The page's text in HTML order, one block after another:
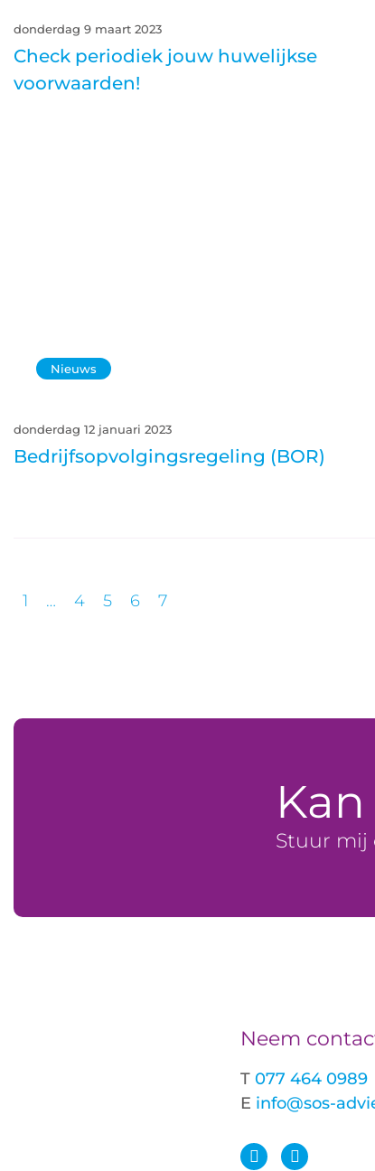
donderdag 9 maart 2023
Check periodiek jouw huwelijkse
voorwaarden!
Nieuws
donderdag 12 januari 2023
Bedrijfsopvolgingsregeling (BOR)
1 … 4 5 6 7
Stuur mij
Neem
T 077 464 0989
E info@sos-